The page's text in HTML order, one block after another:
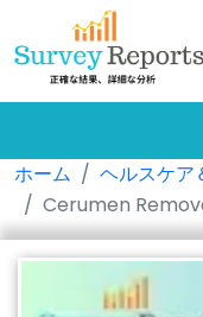
ホーム
ヘルスケア
Cerumen